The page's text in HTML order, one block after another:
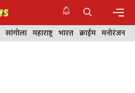
सांगोला महाराष्ट्र भारत क्राईम मनोरंजन